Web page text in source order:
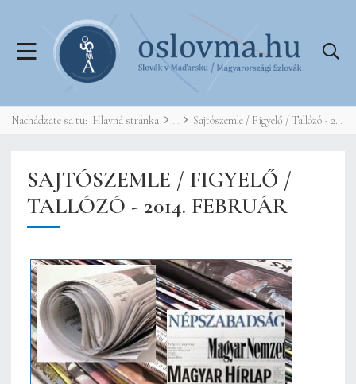
Nachádzate sa tu: Hlavná stránka Sajtószemle / Figyelő / Tallózó - 2014. február
SAJTÓSZEMLE / FIGYELŐ /
TALLÓZÓ - 2014. FEBRUÁR